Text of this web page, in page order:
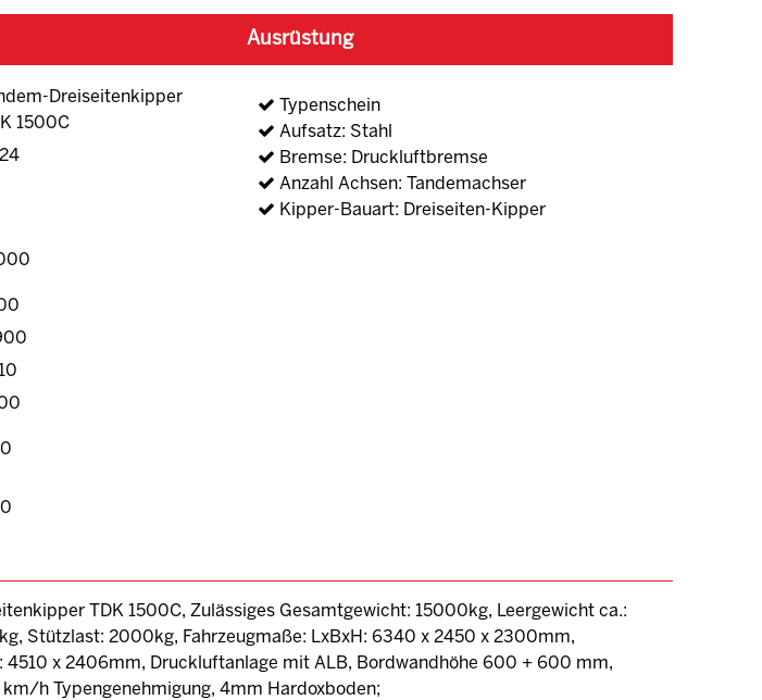
Dreiseitenkipper
1500C
Ausrüstung
Typenschein
Aufsatz: Stahl
Bremse: Druckluftbremse
Anzahl Achsen: Tandemachser
Kipper-Bauart: Dreiseiten-Kipper
TDK 1500C, Zulässiges Gesamtgewicht: 15000kg, Leergewicht ca.:
Stützlast: 2000kg, Fahrzeugmaße: LxBxH: 6340 x 2450 x 2300mm,
4510 x 2406mm, Druckluftanlage mit ALB, Bordwandhöhe 600 + 600 mm,
km/h Typengenehmigung, 4mm Hardoxboden;